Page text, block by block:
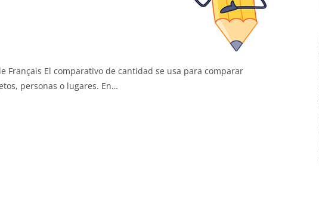
El comparativo de cantidad se usa para comparar
personas o lugares. En…